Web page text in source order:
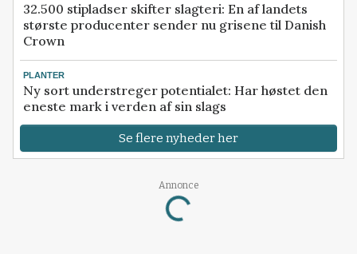
32.500 stipladser skifter slagteri: En af landets
største producenter sender nu grisene til Danish
Crown
PLANTER
Ny sort understreger potentialet: Har høstet den
eneste mark i verden af sin slags
Se flere nyheder her
Annonce
Loading...